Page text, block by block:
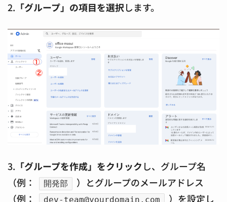
2. 「グループ」の項目を選択します。
3. 「グループを作成」をクリック し、グループ名
（例：
開発部
）とグループのメールアドレス
（例：
dev-team@yourdomain.com
）を設定し